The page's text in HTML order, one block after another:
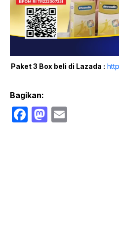
Paket 3 Box beli di Lazada :
Bagikan:
F
M